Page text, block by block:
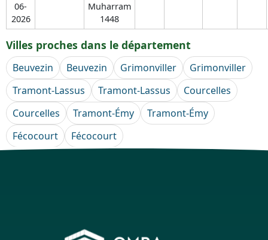
06-
2026
Muharram
1448
Villes proches dans le département
Beuvezin Beuvezin Grimonviller
Grimonviller
Tramont-Lassus
Tramont-Lassus
Courcelles
Courcelles
Tramont-Émy
Tramont-Émy
Fécocourt
Fécocourt